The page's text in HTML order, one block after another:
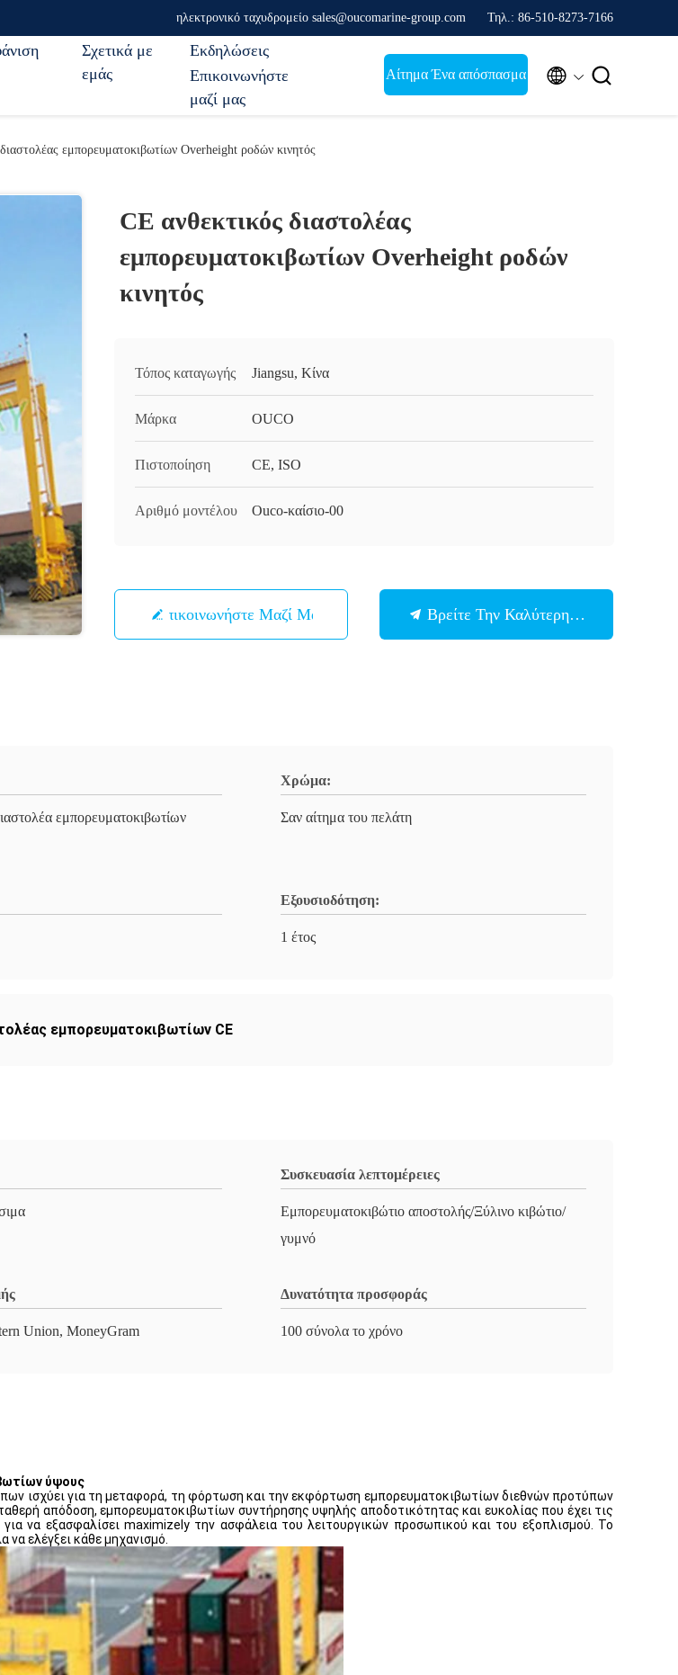
ηλεκτρονικό ταχυδρομείο sales@oucomarine-group.com Τηλ.: 86-510-8273-7166
Σχετικά με
εμάς
Εκδηλώσεις
Επικοινωνήστε
μαζί μας
Αίτημα Ένα απόσπασμα  
εμπορευματοκιβωτίων Overheight ροδών κινητός
CE ανθεκτικός διαστολέας
εμπορευματοκιβωτίων Overheight ροδών
κινητός
Τόπος καταγωγής Jiangsu, Κίνα
Μάρκα OUCO
Πιστοποίηση CE, ISO
Αριθμό μοντέλου Ouco-καίσιο-00
Επικοινωνήστε Μαζί Μας Βρείτε Την Καλύτερη Τιμή
εμπορευματοκιβωτίων
Χρώμα:
Σαν αίτημα του πελάτη
Εξουσιοδότηση:
1 έτος
εμπορευματοκιβωτίων CE
Συσκευασία λεπτομέρειες
Εμπορευματοκιβώτιο αποστολής/Ξύλινο κιβώτιο/
γυμνό
Union, MoneyGram
Δυνατότητα προσφοράς
100 σύνολα το χρόνο
ύψους
ισχύει για τη μεταφορά, τη φόρτωση και την εκφόρτωση εμπορευματοκιβωτίων διεθνών προτύπων
απόδοση, εμπορευματοκιβωτίων συντήρησης υψηλής αποδοτικότητας και ευκολίας που έχει τις
να εξασφαλίσει maximizely την ασφάλεια του λειτουργικών προσωπικού και του εξοπλισμού. Το
ελέγξει κάθε μηχανισμό.